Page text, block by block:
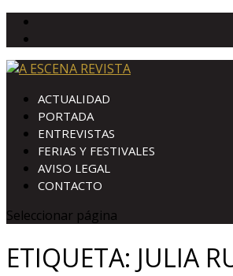
ACTUALIDAD
PORTADA
ENTREVISTAS
FERIAS Y FESTIVALES
AVISO LEGAL
CONTACTO
Seleccionar página
ETIQUETA: JULIA